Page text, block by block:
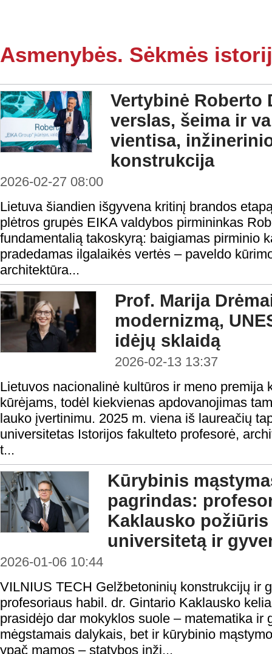
Asmenybės. Sėkmės
Vertybinė Roberto
verslas, šeima ir
vientisa,
konstrukcija
2026-02-27 08:00
Lietuva šiandien išgyvena kritinį brandos
plėtros grupės EIKA valdybos pirmininkas
fundamentalią takoskyrą: baigiamas pirminio
pradedamas ilgalaikės vertės – paveldo
architektūra...
Prof. Marija
modernizmą,
idėjų sklaidą
2026-02-13 13:37
Lietuvos nacionalinė kultūros ir meno premija
kūrėjams, todėl kiekvienas apdovanojimas
lauko įvertinimu. 2025 m. viena iš laureačių
universitetas Istorijos fakulteto profesorė,
t...
Kūrybinis
pagrindas:
Kaklausko
universitetą ir
2026-01-06 10:44
VILNIUS TECH Gelžbetoninių konstrukcijų ir
profesoriaus habil. dr. Gintario Kaklausko
prasidėjo dar mokyklos suole – matematika ir
mėgstamais dalykais, bet ir kūrybinio
ypač mamos – statybos inži...